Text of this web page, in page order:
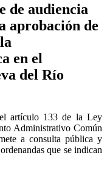
de audiencia
aprobación de
en el
del Río
artículo 133 de la Ley
Administrativo Común
a consulta pública y
que se indican